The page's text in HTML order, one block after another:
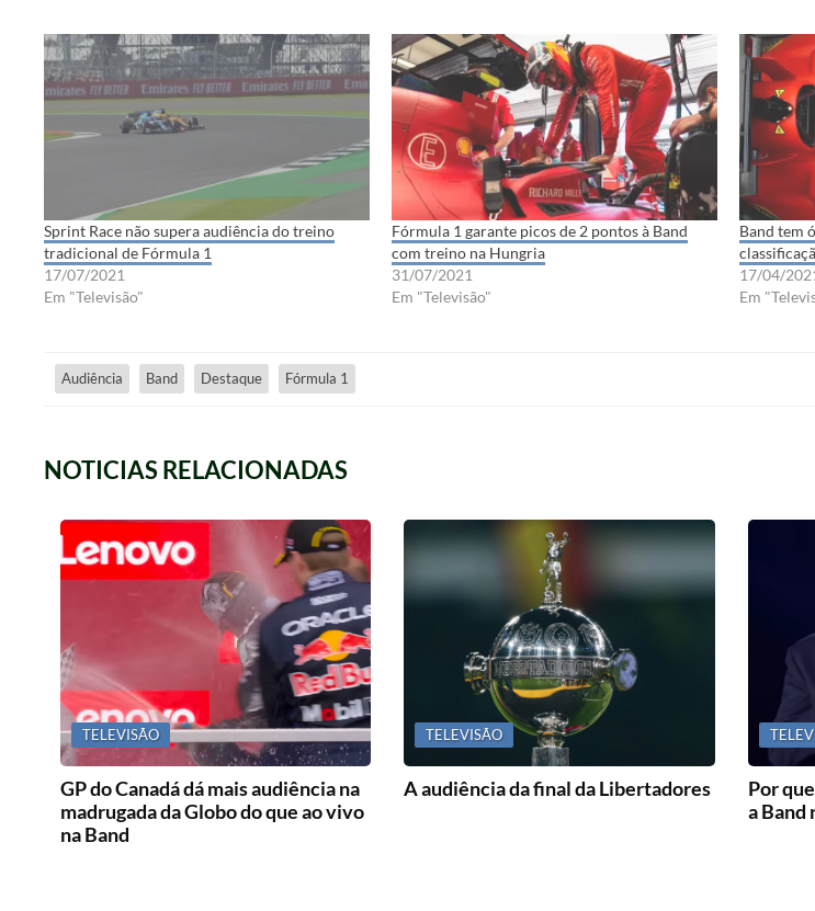
Sprint Race não supera audiência do treino
tradicional de Fórmula 1
17/07/2021
Em "Televisão"
Fórmula 1 garante picos de 2 pontos à Band
com treino na Hungria
31/07/2021
Em "Televisão"
Band tem
17/04/
Em
Audiência Band Destaque Fórmula 1
NOTICIAS RELACIONADAS
TELEVISÃO
GP do Canadá dá mais audiência na
madrugada da Globo do que ao vivo
na Band
TELEVISÃO
A audiência da final da Libertadores
Por
a Band